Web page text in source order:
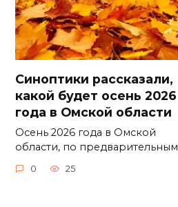
Синоптики рассказали,
какой будет осень 2026
года в Омской области
Осень 2026 года в Омской
области, по предварительным
0 25